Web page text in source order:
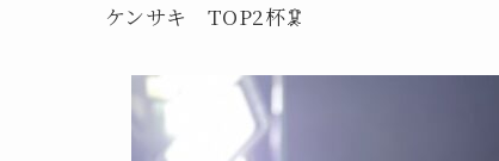
ケンサキ TOP2杯🦑